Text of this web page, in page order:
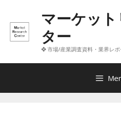
へ
マーケッ
ター
❖ 市場/産業調査資料・業界レ